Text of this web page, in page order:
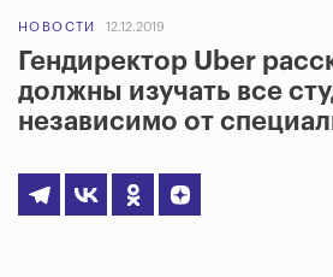
НОВОСТИ 12.12.2019
Гендиректор Uber
должны изучать все
независимо от